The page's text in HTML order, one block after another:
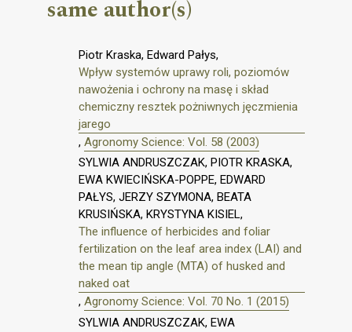
same author(s)
Piotr Kraska, Edward Pałys,
Wpływ systemów uprawy roli, poziomów
nawożenia i ochrony na masę i skład
chemiczny resztek pożniwnych jęczmienia
jarego
, Agronomy Science: Vol. 58 (2003)
SYLWIA ANDRUSZCZAK, PIOTR KRASKA,
EWA KWIECIŃSKA-POPPE, EDWARD
PAŁYS, JERZY SZYMONA, BEATA
KRUSIŃSKA, KRYSTYNA KISIEL,
The influence of herbicides and foliar
fertilization on the leaf area index (LAI) and
the mean tip angle (MTA) of husked and
naked oat
, Agronomy Science: Vol. 70 No. 1 (2015)
SYLWIA ANDRUSZCZAK, EWA